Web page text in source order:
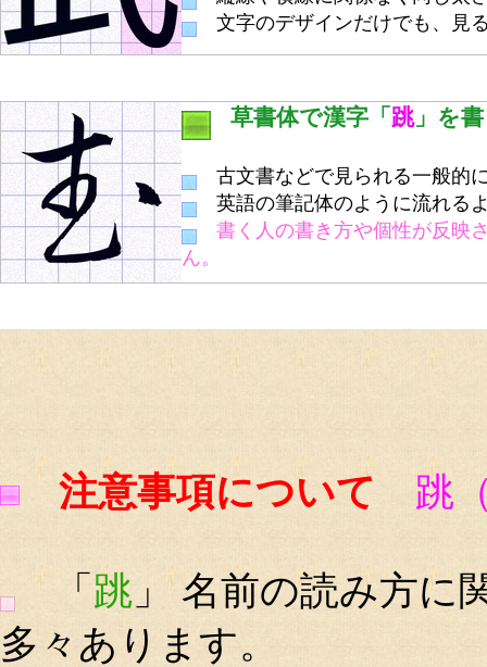
文字のデザインだけでも、見
草書体で漢字「 跳」を
古文書などで見られる一般的
英語の筆記体のように流れる
書く人の書き方や個性が反映
ん。
注意事項について 跳
「 跳 」 名前の読み方に
多々あります。